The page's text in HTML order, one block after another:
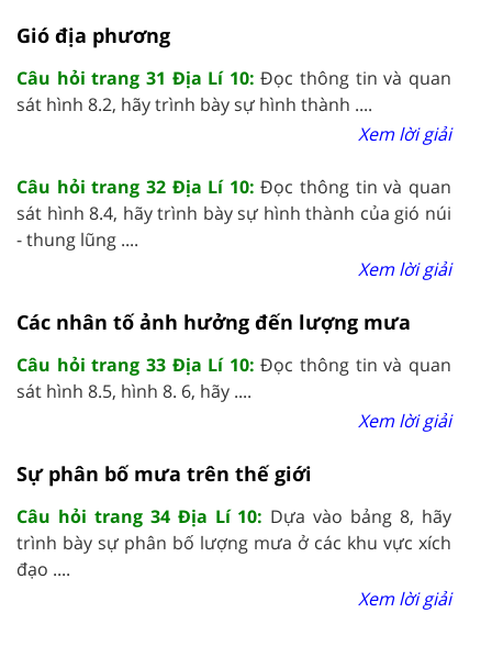
Gió địa phương
Câu hỏi trang 31 Địa Lí 10: Đọc thông tin và quan
sát hình 8.2, hãy trình bày sự hình thành ....
Xem lời giải
Câu hỏi trang 32 Địa Lí 10: Đọc thông tin và quan
sát hình 8.4, hãy trình bày sự hình thành của gió núi
- thung lũng ....
Xem lời giải
Các nhân tố ảnh hưởng đến lượng mưa
Câu hỏi trang 33 Địa Lí 10: Đọc thông tin và quan
sát hình 8.5, hình 8. 6, hãy ....
Xem lời giải
Sự phân bố mưa trên thế giới
Câu hỏi trang 34 Địa Lí 10: Dựa vào bảng 8, hãy
trình bày sự phân bố lượng mưa ở các khu vực xích
đạo ....
Xem lời giải